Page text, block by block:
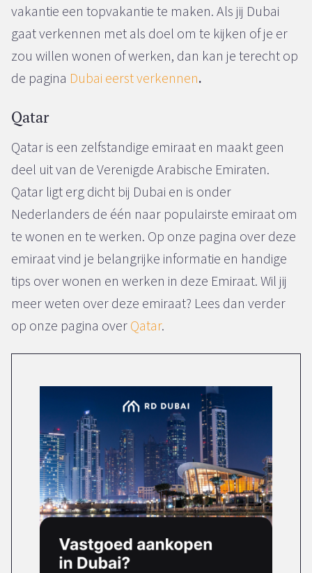
vakantie een topvakantie te maken. Als jij Dubai
gaat verkennen met als doel om te kijken of je er
zou willen wonen of werken, dan kan je terecht op
de pagina Dubai eerst verkennen.
Qatar
Qatar is een zelfstandige emiraat en maakt geen
deel uit van de Verenigde Arabische Emiraten.
Qatar ligt erg dicht bij Dubai en is onder
Nederlanders de één naar populairste emiraat om
te wonen en te werken. Op onze pagina over deze
emiraat vind je belangrijke informatie en handige
tips over wonen en werken in deze Emiraat. Wil jij
meer weten over deze emiraat? Lees dan verder
op onze pagina over Qatar.